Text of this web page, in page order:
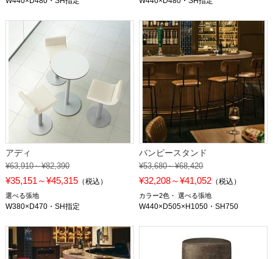
アディ
¥63,910～¥82,390
¥35,151～¥45,315（税込）
選べる張地
W380×D470・SH指定
バンピースタンド
¥53,680～¥68,420
¥32,208～¥41,052 （税込）
カラー2色 選べる張地
W440×D505×H1050・SH750